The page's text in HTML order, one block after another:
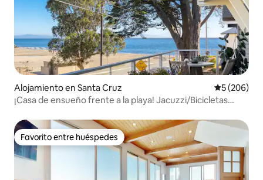
Alojamiento en Santa Cruz Calificación
5 (206)
¡Casa de ensueño frente a la playa! Jacuzzi/Bicicletas
Favorito entre huéspedes
Favorito entre huéspedes